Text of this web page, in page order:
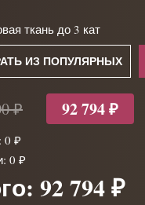
ткань до 3 кат
ИЗ ПОПУЛЯРНЫХ
₽ 92 794 ₽
0 ₽
0 ₽
92 794 ₽